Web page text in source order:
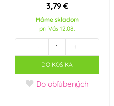
3,79 €
Máme skladom
pri Vás 12.08.
- +
DO KOŠÍKA
Do obľúbených